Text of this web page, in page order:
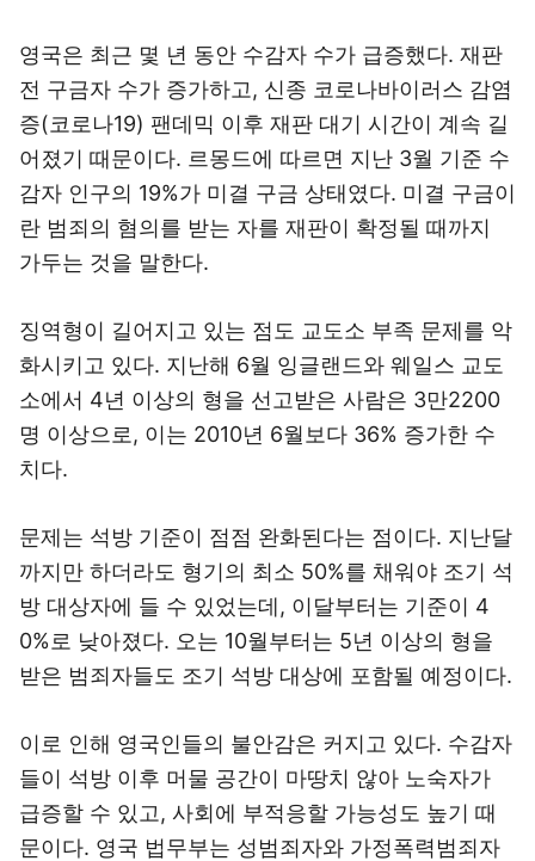
영국은 최근 몇 년 동안 수감자 수가 급증했다. 재판
전 구금자 수가 증가하고, 신종 코로나바이러스 감염
증(코로나19) 팬데믹 이후 재판 대기 시간이 계속 길
어졌기 때문이다. 르몽드에 따르면 지난 3월 기준 수
감자 인구의 19%가 미결 구금 상태였다. 미결 구금이
란 범죄의 혐의를 받는 자를 재판이 확정될 때까지
가두는 것을 말한다.
징역형이 길어지고 있는 점도 교도소 부족 문제를 악
화시키고 있다. 지난해 6월 잉글랜드와 웨일스 교도
소에서 4년 이상의 형을 선고받은 사람은 3만2200
명 이상으로, 이는 2010년 6월보다 36% 증가한 수
치다.
문제는 석방 기준이 점점 완화된다는 점이다. 지난달
까지만 하더라도 형기의 최소 50%를 채워야 조기 석
방 대상자에 들 수 있었는데, 이달부터는 기준이 4
0%로 낮아졌다. 오는 10월부터는 5년 이상의 형을
받은 범죄자들도 조기 석방 대상에 포함될 예정이다.
이로 인해 영국인들의 불안감은 커지고 있다. 수감자
들이 석방 이후 머물 공간이 마땅치 않아 노숙자가
급증할 수 있고, 사회에 부적응할 가능성도 높기 때
문이다. 영국 법무부는 성범죄자와 가정폭력범죄자